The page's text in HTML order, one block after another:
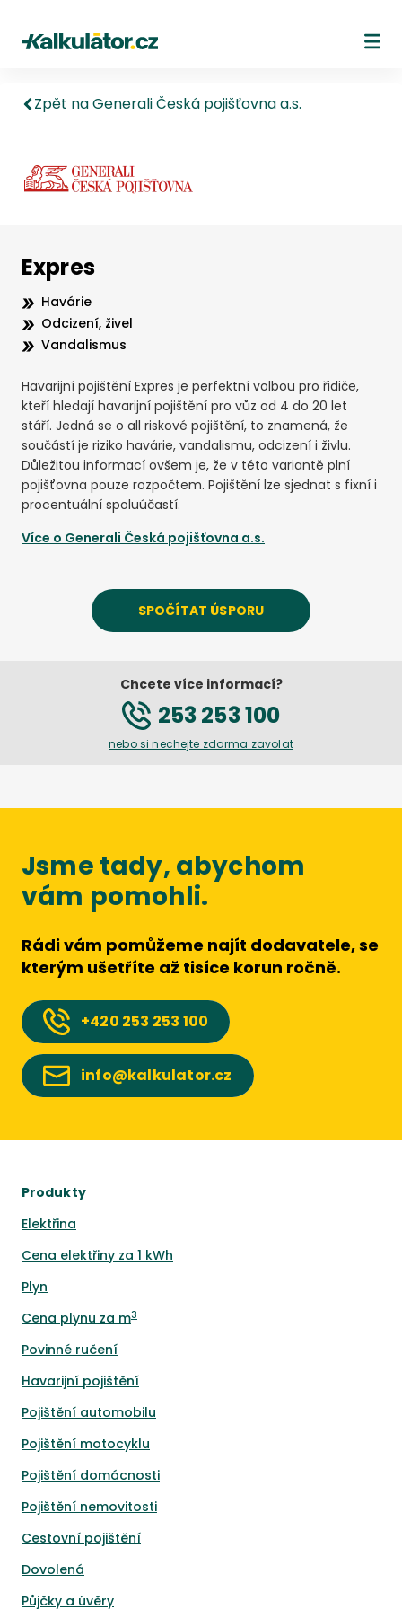
Kalkulátor.cz
Zpět na Generali Česká pojišťovna a.s.
Expres
Havárie
Odcizení, živel
Vandalismus
Havarijní pojištění Expres je perfektní volbou pro řidiče,
kteří hledají havarijní pojištění pro vůz od 4 do 20 let
stáří. Jedná se o all riskové pojištění, to znamená, že
součástí je riziko havárie, vandalismu, odcizení i živlu.
Důležitou informací ovšem je, že v této variantě plní
pojišťovna pouze rozpočtem. Pojištění lze sjednat s fixní i
procentuální spoluúčastí.
Více o Generali Česká pojišťovna a.s.
SPOČÍTAT ÚSPORU
Chcete více informací?
253 253 100
nebo si nechejte zdarma zavolat
Jsme tady, abychom
vám pomohli.
Rádi vám pomůžeme najít dodavatele, se
kterým ušetříte až tisíce korun ročně.
+420 253 253 100
info@kalkulator.cz
Produkty
Elektřina
Cena elektřiny za 1 kWh
Plyn
Cena plynu za m3
Povinné ručení
Havarijní pojištění
Pojištění automobilu
Pojištění motocyklu
Pojištění domácnosti
Pojištění nemovitosti
Cestovní pojištění
Dovolená
Půjčky a úvěry